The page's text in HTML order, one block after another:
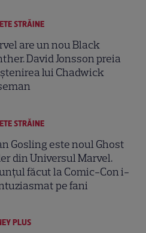
STRĂINE
are un nou Black
David Jonsson preia
lui Chadwick
STRĂINE
Gosling este noul Ghost
din Universul Marvel.
făcut la Comic-Con i-
pe fani
PLUS